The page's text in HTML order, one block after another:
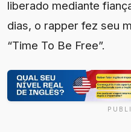
liberado mediante
dias, o rapper fez seu
“Time To Be Free”.